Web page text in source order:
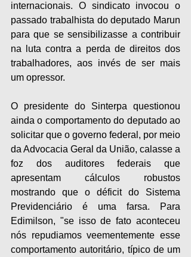
internacionais. O sindicato invocou o
passado trabalhista do deputado Marun
para que se sensibilizasse a contribuir
na luta contra a perda de direitos dos
trabalhadores, aos invés de ser mais
um opressor.
O presidente do Sinterpa questionou
ainda o comportamento do deputado ao
solicitar que o governo federal, por meio
da Advocacia Geral da União, calasse a
foz dos auditores federais que
apresentam cálculos robustos
mostrando que o déficit do Sistema
Previdenciário é uma farsa. Para
Edimilson, "se isso de fato aconteceu
nós repudiamos veementemente esse
comportamento autoritário, típico de um